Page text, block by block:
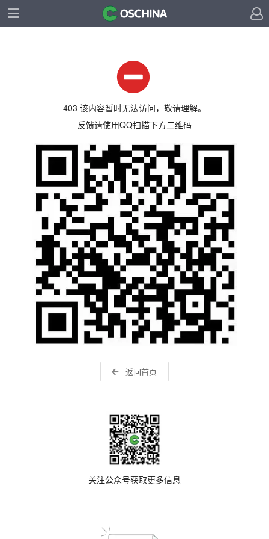
403 该内容暂时无法访问，敬请理解。
反馈请使用QQ扫描下方二维码
返回首页
关注公众号获取更多信息